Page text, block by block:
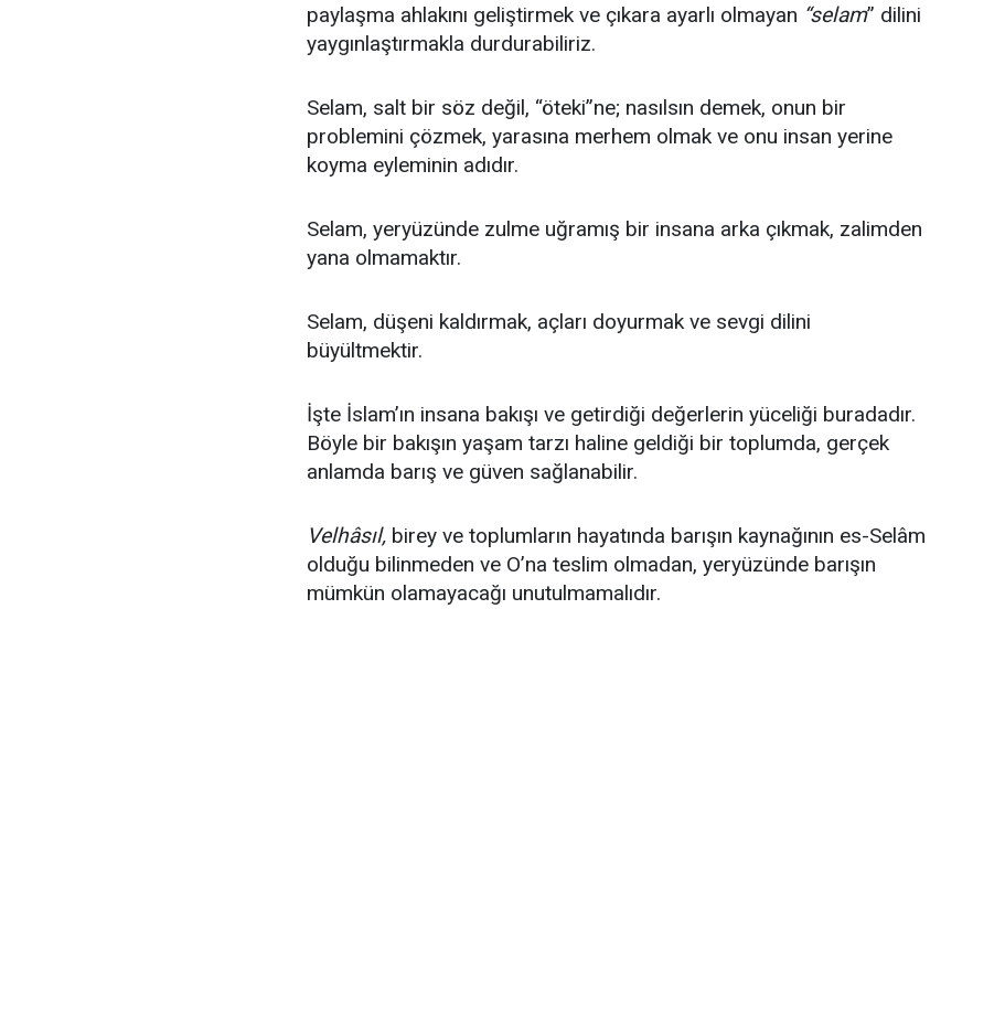
paylaşma ahlakını geliştirmek ve çıkara ayarlı olmayan “selam” dilini
yaygınlaştırmakla durdurabiliriz.
Selam, salt bir söz değil, “öteki”ne; nasılsın demek, onun bir
problemini çözmek, yarasına merhem olmak ve onu insan yerine
koyma eyleminin adıdır.
Selam, yeryüzünde zulme uğramış bir insana arka çıkmak, zalimden
yana olmamaktır.
Selam, düşeni kaldırmak, açları doyurmak ve sevgi dilini
büyültmektir.
İşte İslam’ın insana bakışı ve getirdiği değerlerin yüceliği buradadır.
Böyle bir bakışın yaşam tarzı haline geldiği bir toplumda, gerçek
anlamda barış ve güven sağlanabilir.
Velhâsıl, birey ve toplumların hayatında barışın kaynağının es-Selâm
olduğu bilinmeden ve O’na teslim olmadan, yeryüzünde barışın
mümkün olamayacağı unutulmamalıdır.